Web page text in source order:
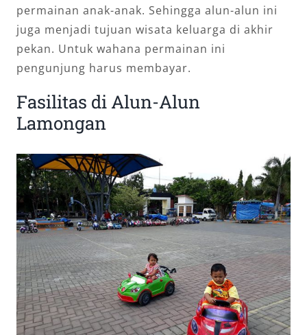
permainan anak-anak. Sehingga alun-alun ini
juga menjadi tujuan wisata keluarga di akhir
pekan. Untuk wahana permainan ini
pengunjung harus membayar.
Fasilitas di Alun-Alun
Lamongan